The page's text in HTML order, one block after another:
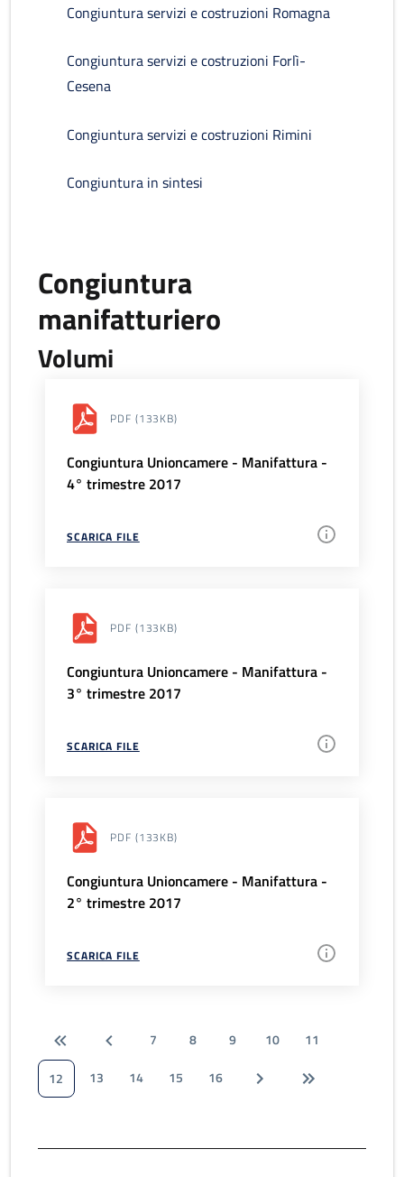
Congiuntura servizi e costruzioni Romagna
Congiuntura servizi e costruzioni Forlì-
Cesena
Congiuntura servizi e costruzioni Rimini
Congiuntura in sintesi
Congiuntura
manifatturiero
Volumi
PDF (133KB)
Congiuntura Unioncamere - Manifattura -
4° trimestre 2017
SCARICA FILE
PDF (133KB)
Congiuntura Unioncamere - Manifattura -
3° trimestre 2017
SCARICA FILE
PDF (133KB)
Congiuntura Unioncamere - Manifattura -
2° trimestre 2017
SCARICA FILE
7 8 9 10
11
12
13 14 15 16